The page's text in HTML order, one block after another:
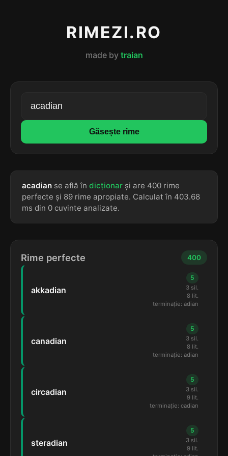
RIMEZI.RO
made by traian
Găsește rime
acadian se află în dicționar și are 400 rime
perfecte și 89 rime apropiate. Calculat în 403.68
ms din 0 cuvinte analizate.
Rime perfecte 400
akkadian
5
3 sil.
8 lit.
terminație: adian
canadian
5
3 sil.
8 lit.
terminație: adian
circadian
5
3 sil.
9 lit.
terminație: cadian
steradian
5
3 sil.
9 lit.